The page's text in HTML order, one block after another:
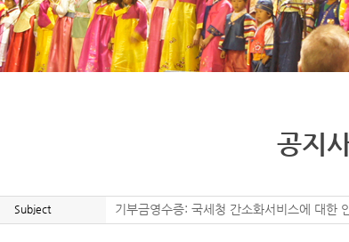
공지
Subject 기부금영수증: 국세청 간소화서비스에 대한